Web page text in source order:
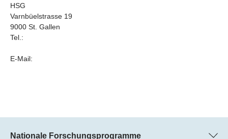
HSG
Varnbüelstrasse 19
9000 St. Gallen
Tel.:
E-Mail:
Nationale Forschungsprogramme